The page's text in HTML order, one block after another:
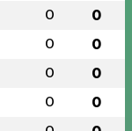
0 0
0 0
0 0
0 0